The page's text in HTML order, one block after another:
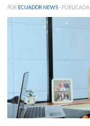
POR ECUADOR NEWS · PUBLICADA